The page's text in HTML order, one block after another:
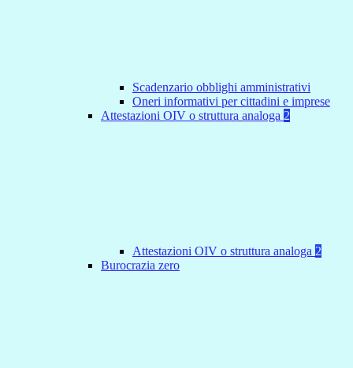
Scadenzario obblighi amministrativi
Oneri informativi per cittadini e imprese
Attestazioni OIV o struttura analoga 2
Attestazioni OIV o struttura analoga 2
Burocrazia zero